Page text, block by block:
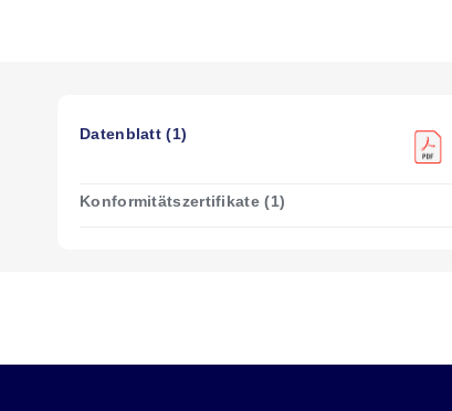
Datenblatt (1)
Konformitätszertifikate (1)